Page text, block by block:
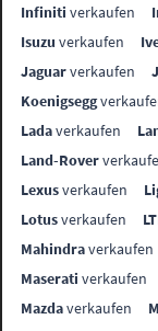
Infiniti verkaufen
Isuzu verkaufen
Jaguarverkaufen
Koenigsegg
Ladaverkaufen
Land-Rover
Lexusverkaufen
Lotusverkaufen
Mahindraverkaufen
Maserati verkaufen
Mazdaverkaufen